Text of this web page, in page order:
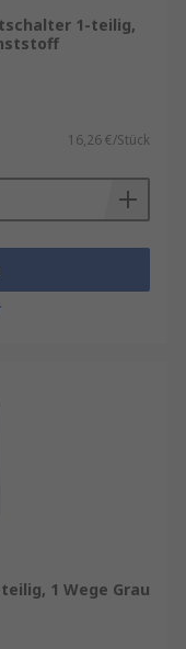
1-teilig,
16,26 €/Stück
1 Wege Grau